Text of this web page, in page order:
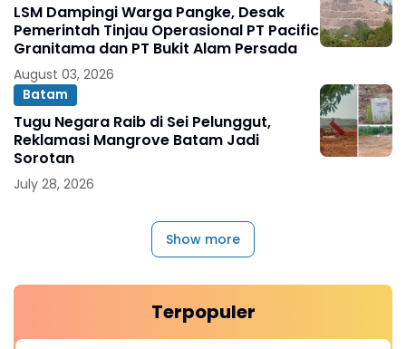
LSM Dampingi Warga Pangke, Desak
Pemerintah Tinjau Operasional PT Pacific
Granitama dan PT Bukit Alam Persada
August 03, 2026
Batam
Tugu Negara Raib di Sei Pelunggut,
Reklamasi Mangrove Batam Jadi
Sorotan
July 28, 2026
Show more
Terpopuler